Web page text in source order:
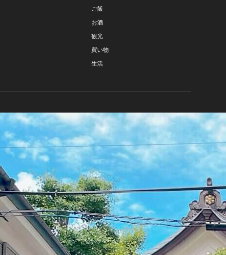
ご飯
お酒
観光
買い物
生活